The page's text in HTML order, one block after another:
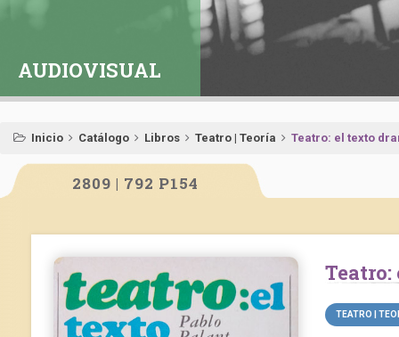
AUDIOVISUAL
Inicio Catálogo Libros Teatro | Teoría Teatro: el texto
2809 | 792 P154
TEATRO |